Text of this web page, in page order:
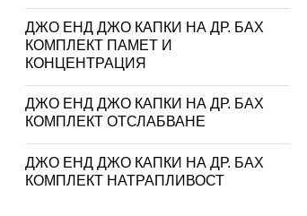
ДЖО ЕНД ДЖО КАПКИ НА ДР. БАХ
КОМПЛЕКТ ПАМЕТ И
КОНЦЕНТРАЦИЯ
ДЖО ЕНД ДЖО КАПКИ НА ДР. БАХ
КОМПЛЕКТ ОТСЛАБВАНЕ
ДЖО ЕНД ДЖО КАПКИ НА ДР. БАХ
КОМПЛЕКТ НАТРАПЛИВОСТ